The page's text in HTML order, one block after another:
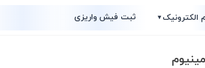
الکترونیک▼ ثبت فیش واریزی